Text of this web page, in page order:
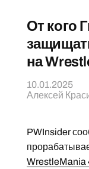
От кого
на
10.01.2025
Алексей
PWInsider
WrestleMania